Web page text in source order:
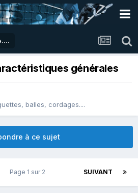
générales
balles, cordages....
à ce sujet
SUIVANT
Page 1 sur 2